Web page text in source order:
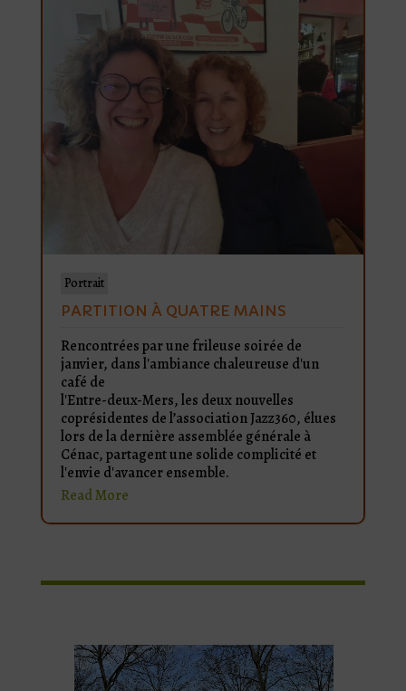
Portrait
PARTITION À QUATRE MAINS
Rencontrées par une frileuse soirée de
janvier, dans l'ambiance chaleureuse d'un
café de
l'Entre-deux-Mers, les deux nouvelles
coprésidentes de l’association Jazz360, élues
lors de la dernière assemblée générale à
Cénac, partagent une solide complicité et
l'envie d'avancer ensemble.
Read More